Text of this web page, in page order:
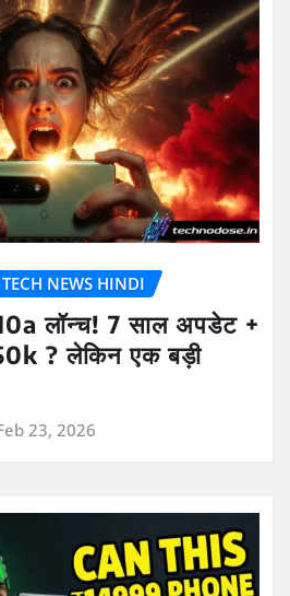
TECH NEWS HINDI
लॉन्च! 7 साल अपडेट +
? लेकिन एक बड़ी
23, 2026